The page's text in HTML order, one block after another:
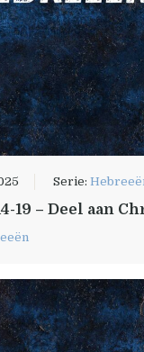
Serie:
19 – Deel aan